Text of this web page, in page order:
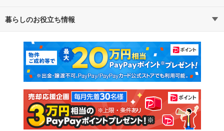
不動産・住宅
新築マンション 中古マンション
新築一戸建て 中古一戸建て
注文住宅 土地
売却査定
暮らしのお役立ち情報
マンションカタログ 教えて！住まいの先生